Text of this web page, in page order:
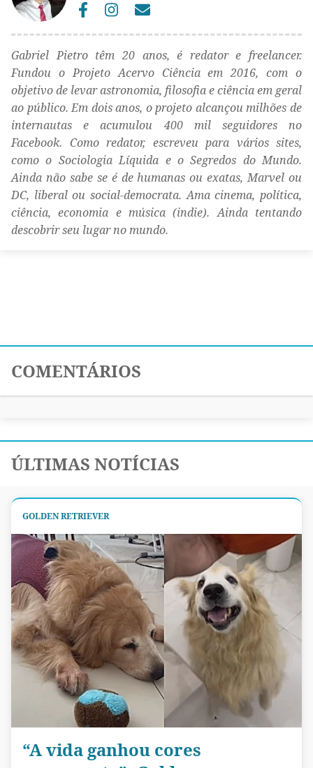
Gabriel Pietro têm 20 anos, é redator e freelancer.
Fundou o Projeto Acervo Ciência em 2016, com o
objetivo de levar astronomia, filosofia e ciência em geral
ao público. Em dois anos, o projeto alcançou milhões de
internautas e acumulou 400 mil seguidores no
Facebook. Como redator, escreveu para vários sites,
como o Sociologia Líquida e o Segredos do Mundo.
Ainda não sabe se é de humanas ou exatas, Marvel ou
DC, liberal ou social-democrata. Ama cinema, política,
ciência, economia e música (indie). Ainda tentando
descobrir seu lugar no mundo.
COMENTÁRIOS
ÚLTIMAS NOTÍCIAS
GOLDEN RETRIEVER
“A vida ganhou cores